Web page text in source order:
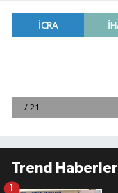
Trend Haberler
1